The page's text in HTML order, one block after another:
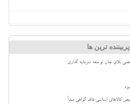
پربیننده ترین ها
بلای جان توسعه سرمایه گذاری
کالاهای اساسی فاقد گواهی مبدأ